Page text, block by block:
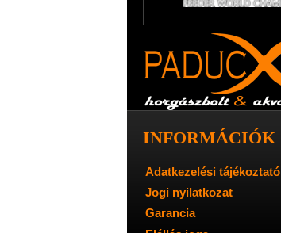
INFORMÁCIÓK
Adatkezelési tájékoztató
Jogi nyilatkozat
Garancia